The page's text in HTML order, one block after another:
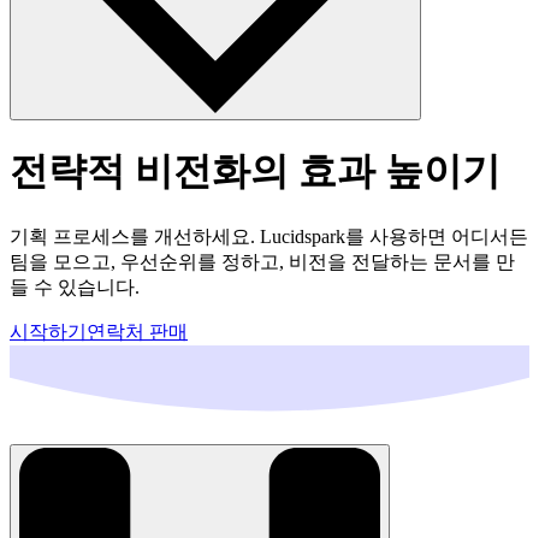
전략적 비전화의 효과 높이기
기획 프로세스를 개선하세요. Lucidspark를 사용하면 어디서든
팀을 모으고, 우선순위를 정하고, 비전을 전달하는 문서를 만
들 수 있습니다.
시작하기 연락처 판매